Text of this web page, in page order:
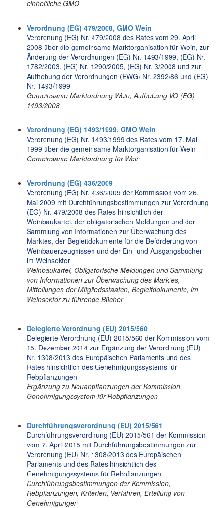
einheitliche GMO
Verordnung (EG) 479/2008, GMO Wein
Verordnung (EG) Nr. 479/2008 des Rates vom 29. April
2008 über die gemeinsame Marktorganisation für Wein, zur
Änderung der Verordnungen (EG) Nr. 1493/1999, (EG) Nr.
1782/2003, (EG) Nr. 1290/2005, (EG) Nr. 3/2008 und zur
Aufhebung der Verordnungen (EWG) Nr. 2392/86 und (EG)
Nr. 1493/1999
Gemeinsame Marktordnung Wein, Aufhebung VO (EG)
1493/2008
Verordnung (EG) 1493/1999, GMO Wein
Verordnung (EG) Nr. 1493/1999 des Rates vom 17. Mai
1999 über die gemeinsame Marktorganisation für Wein
Gemeinsame Marktordnung für Wein
Verordnung (EG) 436/2009
Verordnung (EG) Nr. 436/2009 der Kommission vom 26.
Mai 2009 mit Durchführungsbestimmungen zur Verordnung
(EG) Nr. 479/2008 des Rates hinsichtlich der
Weinbaukartei, der obligatorischen Meldungen und der
Sammlung von Informationen zur Überwachung des
Marktes, der Begleitdokumente für die Beförderung von
Weinbauerzeugnissen und der Ein- und Ausgangsbücher
im Weinsektor
Weinbaukartei, Obligatorische Meldungen und Sammlung
von Informationen zur Überwachung des Marktes,
Mitteilungen der Mitgliedsstaaten, Begleitdokumente, im
Weinsektor zu führende Bücher
Delegierte Verordnung (EU) 2015/560
Delegierte Verordnung (EU) 2015/560 der Kommission vom
15. Dezember 2014 zur Ergänzung der Verordnung (EU)
Nr. 1308/2013 des Europäischen Parlaments und des
Rates hinsichtlich des Genehmigungssystems für
Rebpflanzungen
Ergänzung zu Neuanpflanzungen der Kommission,
Genehmigungssystem für Rebpflanzungen
Durchführungsverordnung (EU) 2015/561
Durchführungsverordnung (EU) 2015/561 der Kommission
vom 7. April 2015 mit Durchführungsbestimmungen zur
Verordnung (EU) Nr. 1308/2013 des Europäischen
Parlaments und des Rates hinsichtlich des
Genehmigungssystems für Rebpflanzungen
Durchführungsbestimmungen der Kommission,
Rebpflanzungen, Kriterien, Verfahren, Erteilung von
Genehmigungen